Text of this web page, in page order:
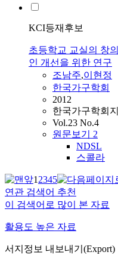
KCI등재후보
초등학교 교실의 창
인 개선을 위한 연구
조남주,이현정
한국가구학회
2012
한국가구학회지
Vol.23 No.4
원문보기 2
NDSL
스콜라
12345
연관 검색어 추천
이 검색어로 많이 본 자료
활용도 높은 자료
서지정보 내보내기(Export)